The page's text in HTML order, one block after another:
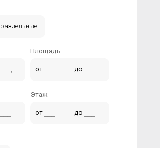
раздельные
Площадь
от до
Этаж
от до